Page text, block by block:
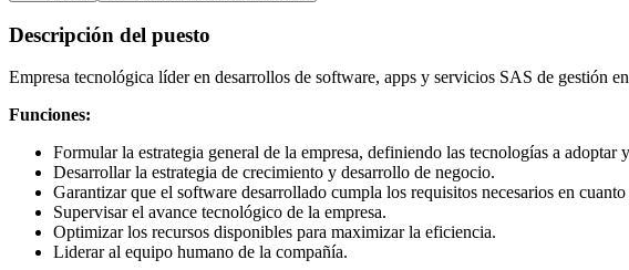
Descripción del puesto
Empresa tecnológica líder en desarrollos de software, apps y servicios SAS de gestión
Funciones:
Formular la estrategia general de la empresa, definiendo las tecnologías a adoptar
Desarrollar la estrategia de crecimiento y desarrollo de negocio.
Garantizar que el software desarrollado cumpla los requisitos necesarios en
Supervisar el avance tecnológico de la empresa.
Optimizar los recursos disponibles para maximizar la eficiencia.
Liderar al equipo humano de la compañía.